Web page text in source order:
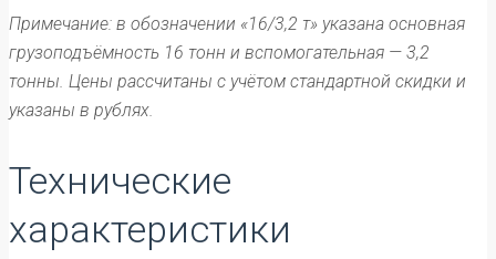
Примечание: в обозначении «16/3,2 т» указана основная
грузоподъёмность 16 тонн и вспомогательная — 3,2
тонны. Цены рассчитаны с учётом стандартной скидки и
указаны в рублях.
Технические
характеристики